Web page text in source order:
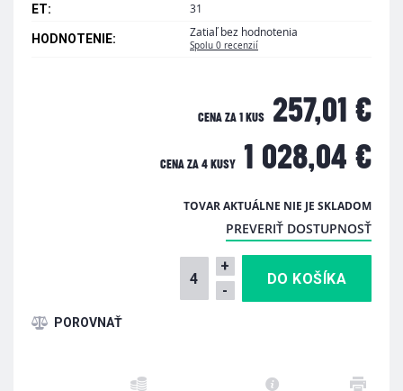
ET: 31
HODNOTENIE: Zatiaľ bez hodnotenia
Spolu 0 recenzií
CENA ZA 1 KUS 257,01 €
CENA ZA 4 KUSY 1 028,04 €
TOVAR AKTUÁLNE NIE JE SKLADOM
PREVERIŤ DOSTUPNOSŤ
+
-